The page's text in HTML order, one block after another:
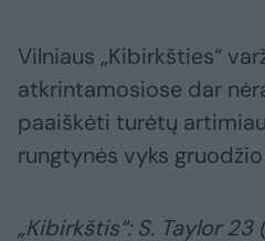
Vilniaus „Kibirkšties“
atkrintamosiose dar
paaiškėti turėtų
rungtynės vyks
„Kibirkštis“: S. Taylor 23